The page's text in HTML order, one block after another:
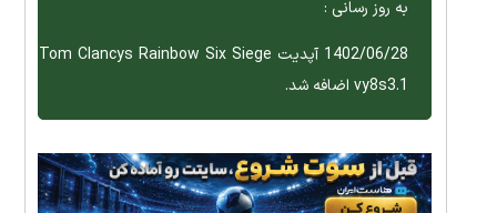
به روز رسانی :
1402/06/28 آپدیت Tom Clancys Rainbow Six Siege
vy8s3.1 اضافه شد.